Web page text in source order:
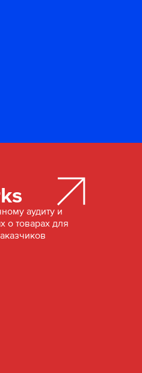
аудиту и
о товарах для